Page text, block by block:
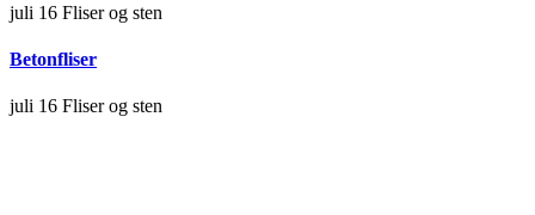
juli 16 Fliser og sten
Betonfliser
juli 16 Fliser og sten